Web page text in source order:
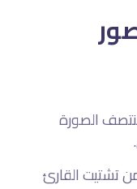
الصورة
تشتيت القارئ